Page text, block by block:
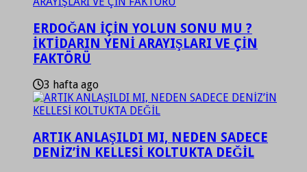
ERDOĞAN İÇİN YOLUN SONU MU ?
İKTİDARIN YENİ ARAYIŞLARI VE ÇİN
FAKTÖRÜ
3 hafta ago
ARTIK ANLAŞILDI MI, NEDEN SADECE
DENİZ’İN KELLESİ KOLTUKTA DEĞİL